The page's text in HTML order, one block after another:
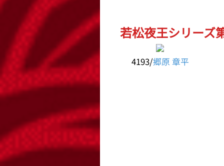
若松夜王シリーズ
4193/郷原 章平